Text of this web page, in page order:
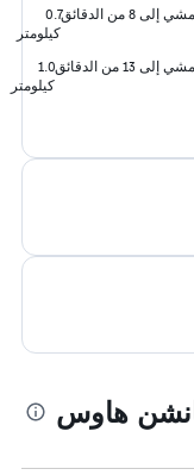
8 من الدقائق
0.7
كيلومتر
13 من الدقائق
1.0
كيلومتر
هاوس